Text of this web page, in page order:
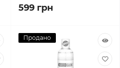
599 грн
Продано